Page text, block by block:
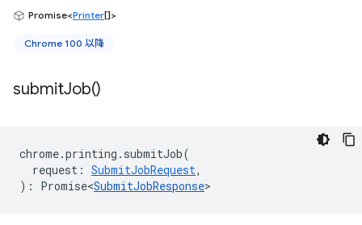
Promise<Printer[]>
Chrome 100 以降
submitJob()
chrome.printing . submitJob(
request : SubmitJobRequest,
) : Promise<SubmitJobResponse>